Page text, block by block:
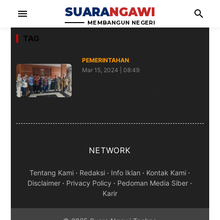
menu SUARANGAWI
MEMBANGUN NEGERI
search
TAG
PEMERINTAHAN
Mar 15, 2024 | 08:49
NETWORK
Tentang Kami · Redaksi · Info Iklan · Kontak Kami ·
Disclaimer · Privacy Policy · Pedoman Media Siber ·
Karir